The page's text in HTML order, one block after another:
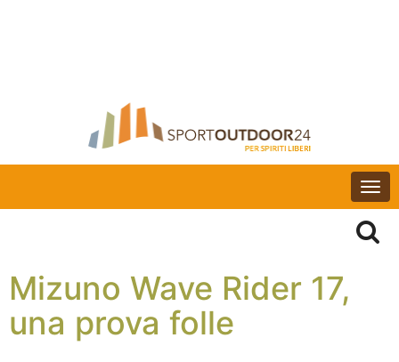
Mizuno Wave Rider 17,
una prova folle